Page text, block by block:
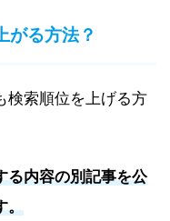
がる方法？
検索順位を上げる方
る内容の別記事を公
。